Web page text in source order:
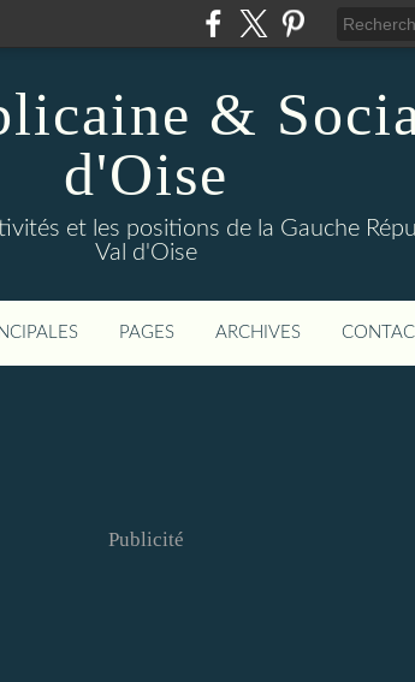
&
d'Oise
et les positions de la Gauche
Val d'Oise
PAGES ARCHIVES
Publicité